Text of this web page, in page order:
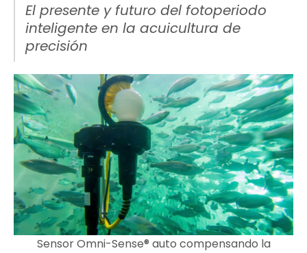
El presente y futuro del fotoperiodo
inteligente en la acuicultura de
precisión
Sensor Omni-Sense® auto compensando la